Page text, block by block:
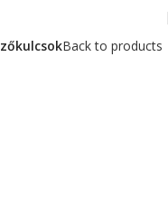
Back to products